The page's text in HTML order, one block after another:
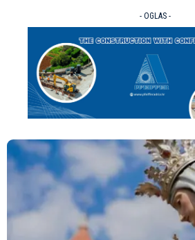
- OGLAS -